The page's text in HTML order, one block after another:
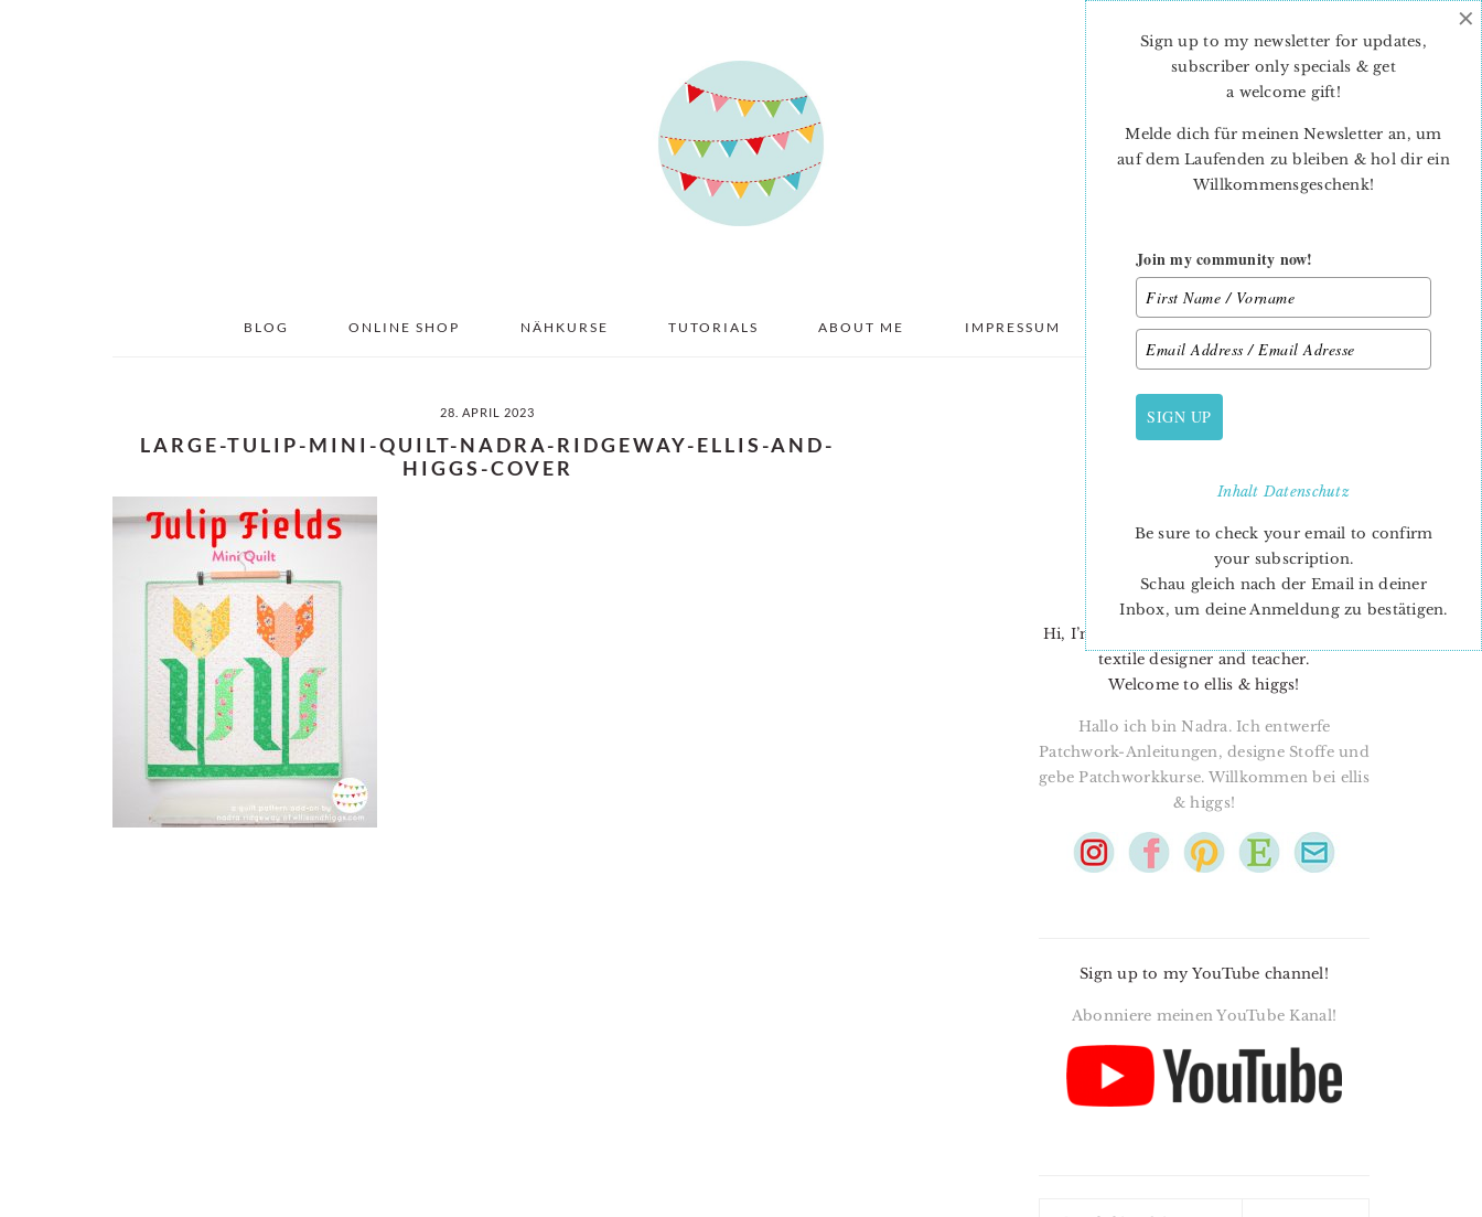
BLOG ONLINE SHOP NÄHKURSE TUTORIALS ABOUT ME IMPRESSUM DATENSCHUTZ
28. APRIL 2023
LARGE-TULIP-MINI-QUILT-NADRA-RIDGEWAY-ELLIS-AND-
HIGGS-COVER
PRIMARY
SIDEBAR
Hi, I’m Nadra. I’m a quilt pattern designer,
textile designer and teacher.
Welcome to ellis & higgs!
Hallo ich bin Nadra. Ich entwerfe
Patchwork-Anleitungen, designe Stoffe und
gebe Patchworkkurse. Willkommen bei ellis
& higgs!
Sign up to my YouTube channel!
Abonniere meinen YouTube Kanal!
Sign up to my newsletter for updates,
subscriber only specials & get
a welcome gift!
Melde dich für meinen Newsletter an, um
auf dem Laufenden zu bleiben & hol dir ein
Willkommensgeschenk!
Join my community now!
SIGN UP
InhaltDatenschutz
Be sure to check your email to confirm
your subscription.
Schau gleich nach der Email in deiner
Inbox, um deine Anmeldung zu bestätigen.
×